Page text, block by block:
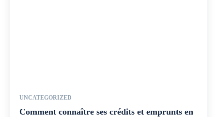
UNCATEGORIZED
Comment connaître ses crédits et emprunts en